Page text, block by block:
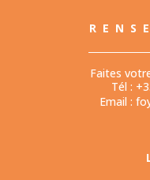
Faites
Tél :
Email :